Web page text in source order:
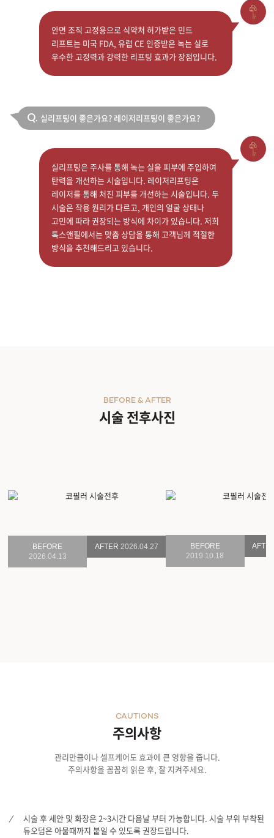
안면 조직 고정용으로 식약처 허가받은 민트
리프트는 미국 FDA, 유럽 CE 인증받은 녹는 실로
우수한 고정력과 강력한 리프팅 효과가 장점입니다.
Q. 실리프팅이 좋은가요? 레이저리프팅이 좋은가요?
실리프팅은 주사를 통해 녹는 실을 피부에 주입하여
탄력을 개선하는 시술입니다. 레이저리프팅은
레이저를 통해 처진 피부를 개선하는 시술입니다. 두
시술은 작용 원리가 다르고, 개인의 얼굴 상태나
고민에 따라 권장되는 방식에 차이가 있습니다. 저희
톡스앤필에서는 맞춤 상담을 통해 고객님께 적절한
방식을 추천해드리고 있습니다.
시술 전후사진
BEFORE & AFTER
BEFORE
2026.04.13
AFTER 2026.04.27
BEFORE
2019.10.18
주의사항
CAUTIONS
관리만큼이나 셀프케어도 효과에 큰 영향을 줍니다.
주의사항을 꼼꼼히 읽은 후, 잘 지켜주세요.
시술 후 세안 및 화장은 2~3시간 다음날 부터 가능합니다. 시술 부위 부착된
듀오덤은 아물때까지 붙일 수 있도록 권장드립니다.